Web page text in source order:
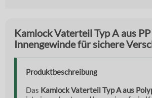
Kamlock Vaterteil Typ A aus
Innengewinde für sichere
Produktbeschreibung
Das Kamlock Vaterteil Typ A aus